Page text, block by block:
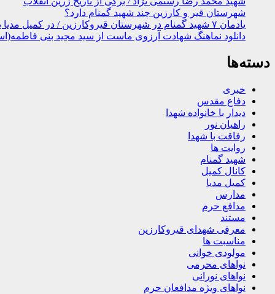
شهرستان قیر و کارزین چند شهید گمنام دارد؟
یادمان ۷ شهید گمنام در شهرستان قیروکارزین / در کمیل مدیا ببینید
دانلود نماهنگ شهادت آرزوی ماست از سید مجید بنی
دسته‌ها
خبری
دفاع مقدس
دیدار با خانواده شهدا
راهیان نور
رفاقت با شهدا
روایت ها
شهید گمنام
کانال کمیل
کمیل مدیا
مدارس
مدافع حرم
مستند
معرفی شهدای قیروکارزین
مناسبت ها
مولودی خوانی
نواهای محرمی
نواهای نورانی
نواهای ویژه مدافعان حرم